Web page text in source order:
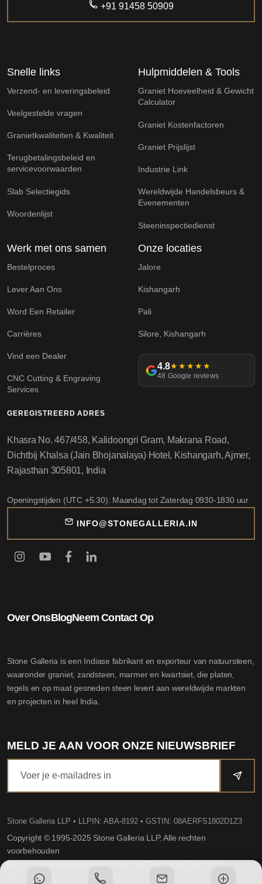
+91 91458 50909
Snelle links
Verzend- en leveringsbeleid
Veelgestelde vragen
Granietkwaliteiten & Kwaliteit
Terugbetalingsbeleid en
servicevoorwaarden
Slab Selectiegids
Woordenlijst
Hulpmiddelen & Tools
Graniet Hoeveelheid & Gewicht
Calculator
Graniet Kostenfactoren
Graniet Prijslijst
Industrie Link
Wereldwijde Handelsbeurs &
Evenementen
Steeninspectiedienst
Werk met ons samen
Bestelproces
Lever Aan Ons
Word Een Retailer
Carrières
Vind een Dealer
CNC Cutting & Engraving
Services
Onze locaties
Jalore
Kishangarh
Pali
Silore, Kishangarh
4.8★★★★★
48 Google reviews
Over OnsBlogNeem Contact Op
Stone Galleria is een Indiase fabrikant en exporteur van natuursteen,
waaronder graniet, zandsteen, marmer en kwartsiet, die platen,
tegels en op maat gesneden steen levert aan wereldwijde markten
en projecten in heel India.
MELD JE AAN VOOR ONZE NIEUWSBRIEF
Stone Galleria LLP • LLPIN: ABA-8192 • GSTIN: 08AERFS1802D1Z3
Copyright © 1995-2025 Stone Galleria LLP. Alle rechten
voorbehouden
|
Website by Dovio Technologies
GEREGISTREERD ADRES
Khasra No. 467/458, Kalidoongri Gram, Makrana Road,
Dichtbij Khalsa (Jain Bhojanalaya) Hotel, Kishangarh, Ajmer,
Rajasthan 305801, India
Openingstijden (UTC +5:30): Maandag tot Zaterdag 0930-1830 uur
INFO@STONEGALLERIA.IN